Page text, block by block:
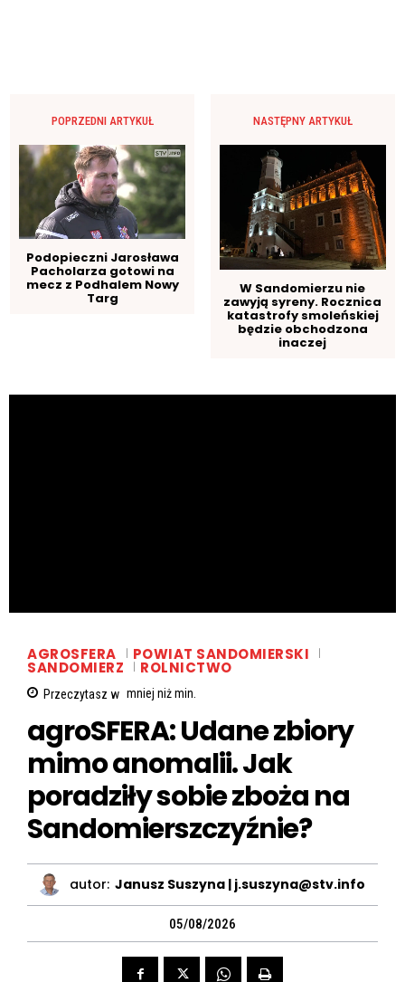
POPRZEDNI ARTYKUŁ
Podopieczni Jarosława
Pacholarza gotowi na
mecz z Podhalem Nowy
Targ
NASTĘPNY ARTYKUŁ
W Sandomierzu nie
zawyją syreny. Rocznica
katastrofy smoleńskiej
będzie obchodzona
inaczej